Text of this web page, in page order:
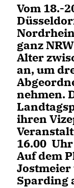
Vom 18.-
ganz
Alter
an, um
nehmen.
ihren
16.00
Auf dem
Sparding